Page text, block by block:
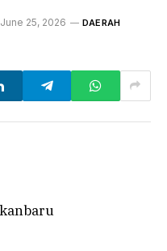
June 25, 2026 DAERAH